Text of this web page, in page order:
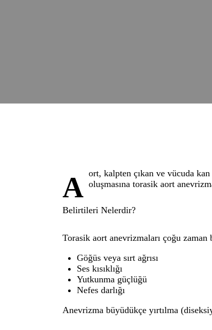
A ort, kalpten çıkan ve vücuda
oluşmasına torasik aort
Belirtileri Nelerdir?
Torasik aort anevrizmaları çoğu
Göğüs veya sırt ağrısı
Ses kısıklığı
Yutkunma güçlüğü
Nefes darlığı
Anevrizma büyüdükçe yırtılma